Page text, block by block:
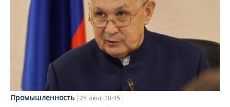
Промышленность 28 июл, 20:45